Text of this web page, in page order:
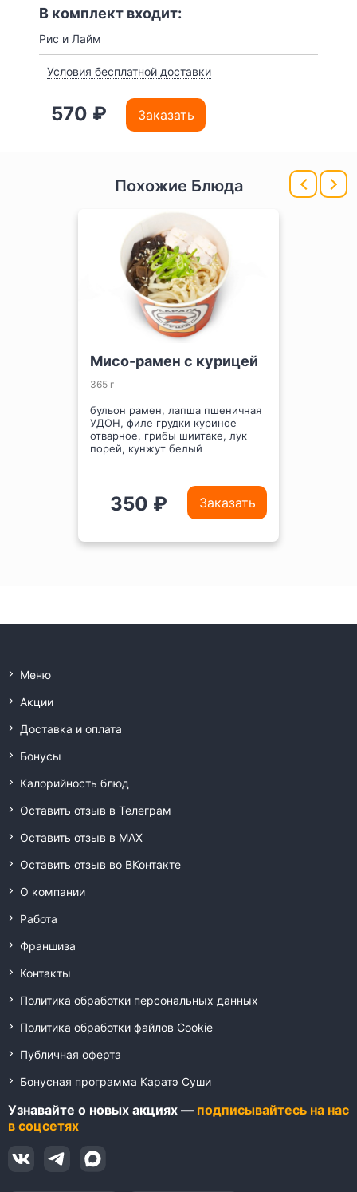
В комплект входит:
Рис и Лайм
Условия бесплатной доставки
570 ₽ Заказать
Похожие Блюда
Мисо-рамен с курицей
365 г
бульон рамен, лапша пшеничная
УДОН, филе грудки куриное
отварное, грибы шиитаке, лук
порей, кунжут белый
350 ₽ Заказать
Меню
Акции
Доставка и оплата
Бонусы
Калорийность блюд
Оставить отзыв в Телеграм
Оставить отзыв в MAX
Оставить отзыв во ВКонтакте
О компании
Работа
Франшиза
Контакты
Политика обработки персональных данных
Политика обработки файлов Cookie
Публичная оферта
Бонусная программа Каратэ Суши
Узнавайте о новых акциях — подписывайтесь на нас
в соцсетях